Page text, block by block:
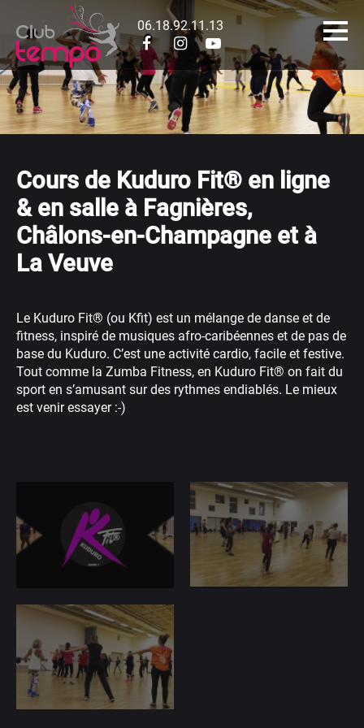
06.18.92.11.13
Cours de Kuduro Fit® en ligne
& en salle à Fagnières,
Châlons-en-Champagne et à
La Veuve
Le Kuduro Fit® (ou Kfit) est un mélange de danse et de
fitness, inspiré de musiques afro-caribéennes et de pas de
base du Kuduro. C’est une activité cardio, facile et festive.
Tout comme la Zumba Fitness, en Kuduro Fit® on fait du
sport en s’amusant sur des rythmes endiablés. Le mieux
est venir essayer :-)